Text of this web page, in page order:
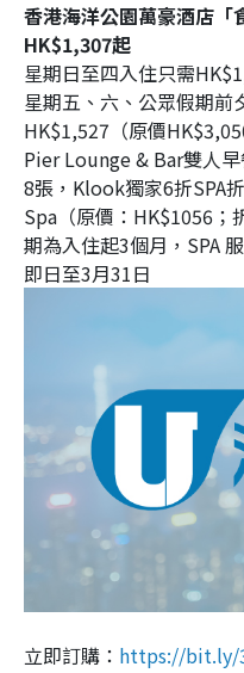
香港海洋公園萬豪酒店
HK$1,307起
星期日至四入住只需
星期五、六、公眾假期前
HK$1,527（原價
Pier Lounge & Bar雙人
8張，Klook獨家6折SPA
Spa（原價：HK$1056；
期為入住起3個月，SPA
即日至3月31日
立即訂購： https://bit.ly/